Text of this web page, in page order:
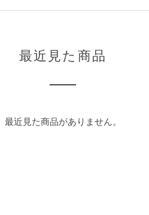
最近見た商品
最近見た商品がありません。